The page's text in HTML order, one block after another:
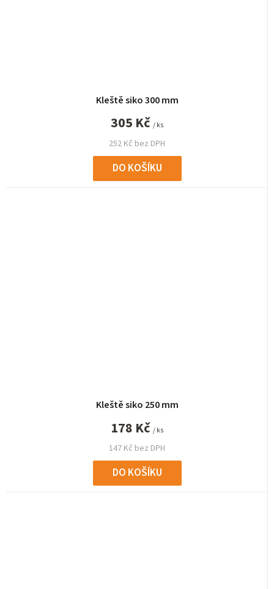
Kleště siko 300 mm
252 Kč bez DPH
305 Kč / ks
DO KOŠÍKU
Kleště siko 250 mm
147 Kč bez DPH
178 Kč / ks
DO KOŠÍKU